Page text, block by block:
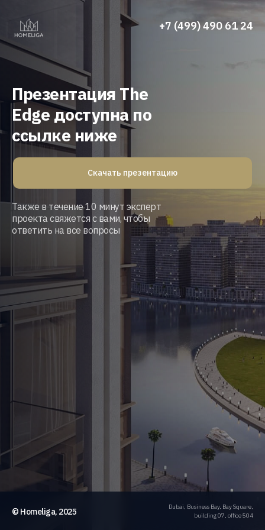
Презентация The
Edgeдоступна по
ссылке ниже
Также в течение 10 минут эксперт
проекта свяжется с вами, чтобы
ответить на все вопросы
+7 (499) 490 61 24
Dubai, Business Bay, Bay Square,
building 07, office 504
© Homeliga, 2025
Скачать презентацию